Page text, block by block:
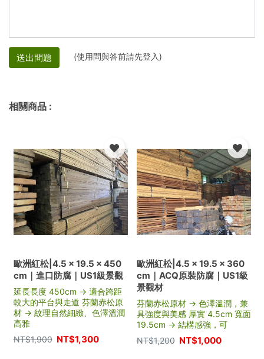
送出問題 (使用問與答前請先登入)
相關商品 :
歐洲紅松|4.5 × 19.5 × 450
cm｜進口防腐｜US1級景觀
延長長度 450cm → 適合跨距
較大的平台與走道 芬蘭赤松原
材 → 紋理自然細緻、色澤溫潤
高雅
NT$1,900 NT$1,300
歐洲紅松|4.5 × 19.5 × 360
cm｜ACQ原裝防腐｜US1級
景觀材
芬蘭赤松原材 → 色澤溫潤，兼
具強度與美感 厚實 4.5cm 寬面
19.5cm → 結構感強，可
NT$1,200 NT$1,000